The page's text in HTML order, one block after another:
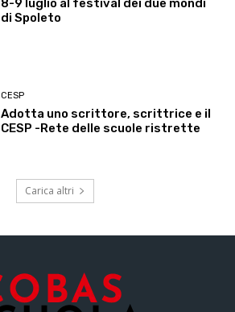
8-9 luglio al festival dei due mondi
di Spoleto
CESP
Adotta uno scrittore, scrittrice e il
CESP -Rete delle scuole ristrette
Carica altri